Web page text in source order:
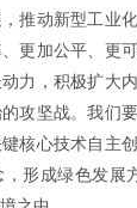
推动新型工业
更加公平、更
力，积极扩大
攻坚战。我们
核心技术自主
形成绿色发展